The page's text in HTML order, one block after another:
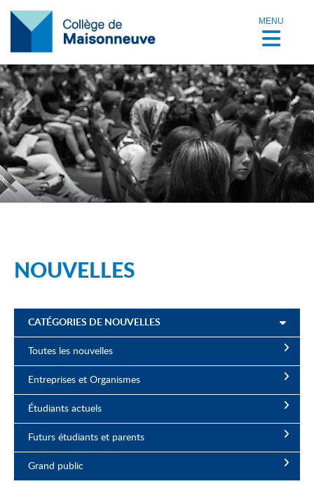
MENU
NOUVELLES
CATÉGORIES DE NOUVELLES
Toutes les nouvelles
Entreprises et Organismes
Étudiants actuels
Futurs étudiants et parents
Grand public